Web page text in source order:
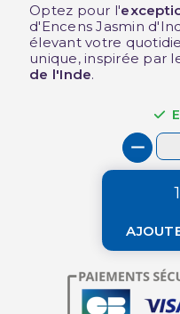
Optez pour l'
d'Encens Jasmin
élevant votre
unique, inspirée par
de l'Inde.